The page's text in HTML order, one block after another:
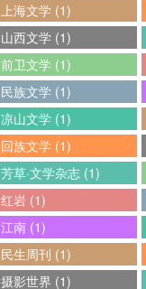
上海文学 (1)
山西文学 (1)
前卫文学 (1)
民族文学 (1)
凉山文学 (1)
回族文学 (1)
芳草·文学杂志 (1)
红岩 (1)
江南 (1)
民生周刊 (1)
摄影世界 (1)